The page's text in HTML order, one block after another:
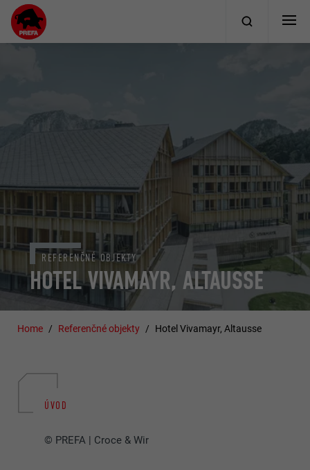
HOTEL VIVAMAYR, ALTAUSSE
REFERENČNÉ OBJEKTY
Home Referenčné objekty Hotel Vivamayr, Altausse
ÚVOD
© PREFA | Croce & Wir